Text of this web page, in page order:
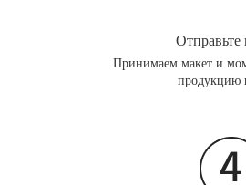
Отправьте
Принимаем макет и
продукцию